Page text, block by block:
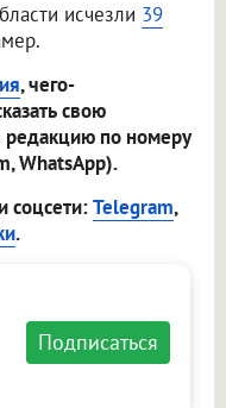
исчезли 39
, чего-
свою
редакцию по номеру
WhatsApp).
соцсети:Telegram,
.
Подписаться